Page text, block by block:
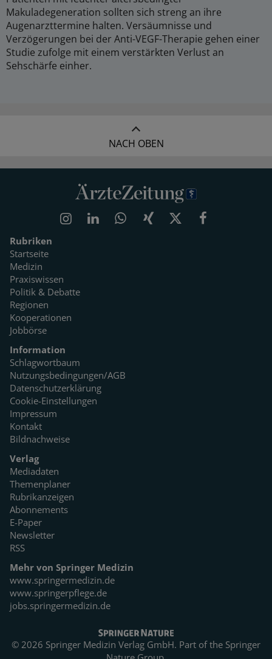
Makuladegeneration sollten sich streng an ihre
Augenarzttermine halten. Versäumnisse und
Verzögerungen bei der Anti-VEGF-Therapie gehen einer
Studie zufolge mit einem verstärkten Verlust an
Sehschärfe einher.
NACH OBEN
Rubriken
Startseite
Medizin
Praxiswissen
Politik & Debatte
Regionen
Kooperationen
Jobbörse
Information
Schlagwortbaum
Nutzungsbedingungen/AGB
Datenschutzerklärung
Cookie-Einstellungen
Impressum
Kontakt
Bildnachweise
Verlag
Mediadaten
Themenplaner
Rubrikanzeigen
Abonnements
E-Paper
Newsletter
RSS
Mehr von Springer Medizin
www.springermedizin.de
www.springerpflege.de
jobs.springermedizin.de
© 2026 Springer Medizin Verlag GmbH. Part of the Springer